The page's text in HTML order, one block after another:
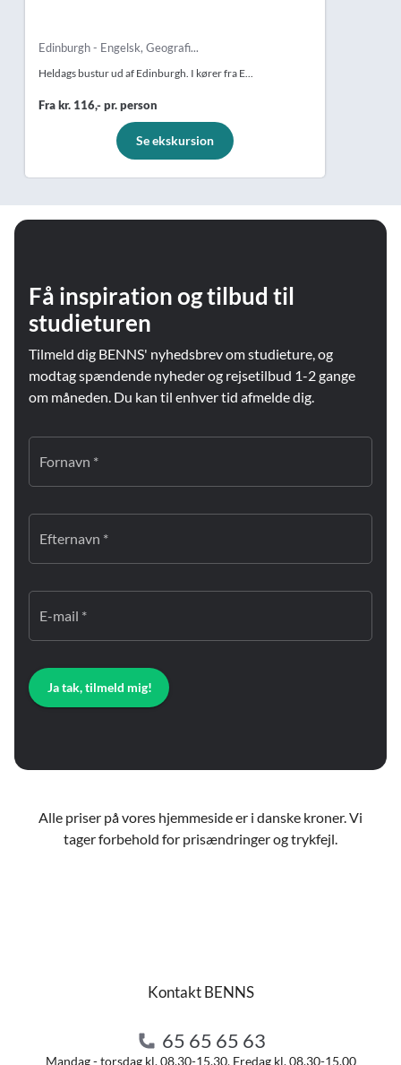
Edinburgh - Engelsk, Geografi...
Heldags bustur ud af Edinburgh. I kører fra E...
Fra kr. 116,- pr. person
Se ekskursion
Få inspiration og tilbud til
studieturen
Tilmeld dig BENNS' nyhedsbrev om studieture, og
modtag spændende nyheder og rejsetilbud 1-2 gange
om måneden. Du kan til enhver tid afmelde dig.
Fornavn *
Efternavn *
E-mail *
Ja tak, tilmeld mig!
Alle priser på vores hjemmeside er i danske kroner. Vi
tager forbehold for prisændringer og trykfejl.
Kontakt BENNS
65 65 65 63
Mandag - torsdag kl. 08.30-15.30. Fredag kl. 08.30-15.00